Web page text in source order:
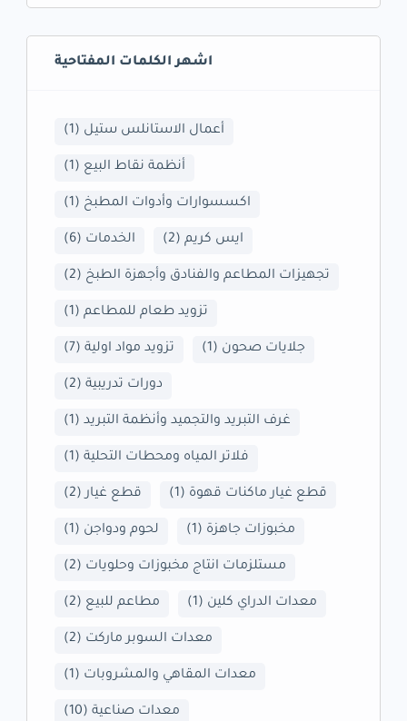
اشهر الكلمات المفتاحية
أعمال الاستانلس ستيل (1)
أنظمة نقاط البيع (1)
اكسسوارات وأدوات المطبخ (1)
الخدمات (6) ايس كريم (2)
تجهيزات المطاعم والفنادق وأجهزة الطبخ (2)
تزويد طعام للمطاعم (1)
تزويد مواد اولية (7) جلايات صحون (1)
دورات تدريبية (2)
غرف التبريد والتجميد وأنظمة التبريد (1)
فلاتر المياه ومحطات التحلية (1)
قطع غيار (2) قطع غيار ماكنات قهوة (1)
لحوم ودواجن (1) مخبوزات جاهزة (1)
مستلزمات انتاج مخبوزات وحلويات (2)
مطاعم للبيع (2) معدات الدراي كلين (1)
معدات السوبر ماركت (2)
معدات المقاهي والمشروبات (1)
معدات صناعية (10)